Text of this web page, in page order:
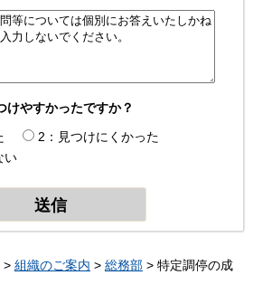
けやすかったですか？
2：見つけにくかった
い
> 組織のご案内 > 総務部 > 特定調停の成